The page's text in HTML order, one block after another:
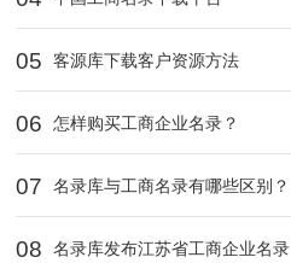
05 客源库下载客户资源方法
06 怎样购买工商企业名录？
07 名录库与工商名录有哪些区别？
08 名录库发布江苏省工商企业名录